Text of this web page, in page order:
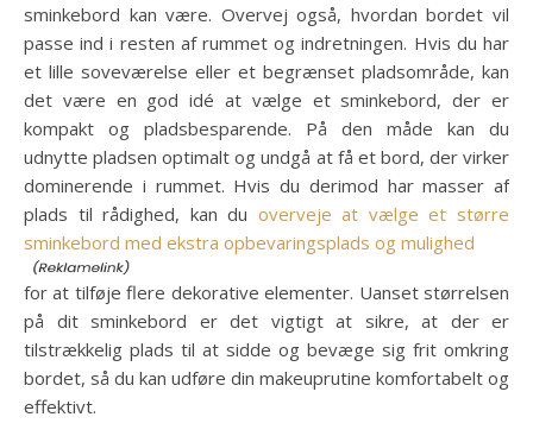
sminkebord kan være. Overvej også, hvordan bordet vil
passe ind i resten af rummet og indretningen. Hvis du har
et lille soveværelse eller et begrænset pladsområde, kan
det være en god idé at vælge et sminkebord, der er
kompakt og pladsbesparende. På den måde kan du
udnytte pladsen optimalt og undgå at få et bord, der virker
dominerende i rummet. Hvis du derimod har masser af
plads til rådighed, kan du overveje at vælge et større
sminkebord med ekstra opbevaringsplads og mulighed
for at tilføje flere dekorative elementer. Uanset størrelsen
på dit sminkebord er det vigtigt at sikre, at der er
tilstrækkelig plads til at sidde og bevæge sig frit omkring
bordet, så du kan udføre din makeuprutine komfortabelt og
effektivt.